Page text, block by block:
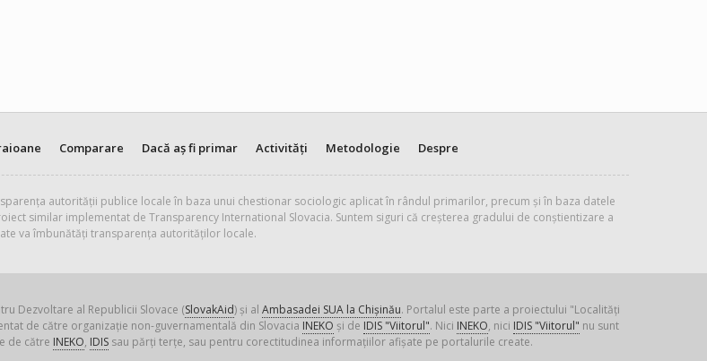
Comparare Dacă aș fi primar Activități Metodologie Despre
autorității publice locale în baza unui chestionar sociologic aplicat în rândul primarilor, precum și în baza datele
similar implementat de Transparency International Slovacia. Suntem siguri că creșterea gradului de conștientizare a
va îmbunătăți transparența autorităților locale.
Dezvoltare al Republicii Slovace (SlovakAid) și al Ambasadei SUA la Chișinău. Portalul este parte a proiectului "Localități
de către organizație non-guvernamentală din Slovacia INEKO și de IDIS "Viitorul". Nici INEKO, nici IDIS "Viitorul" nu sunt
de către INEKO, IDISsau părți terțe, sau pentru corectitudinea informațiilor afișate pe portalurile create.